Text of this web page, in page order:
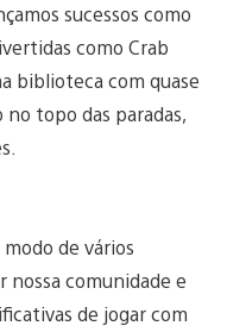
sucessos como
como Crab
biblioteca com quase
topo das paradas,
de vários
nossa comunidade e
de jogar com